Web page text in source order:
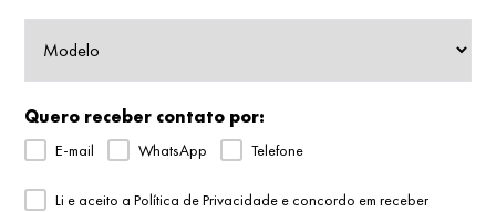
Quero receber contato por:
E-mail WhatsApp Telefone
Li e aceito a Política de Privacidade e concordo em receber